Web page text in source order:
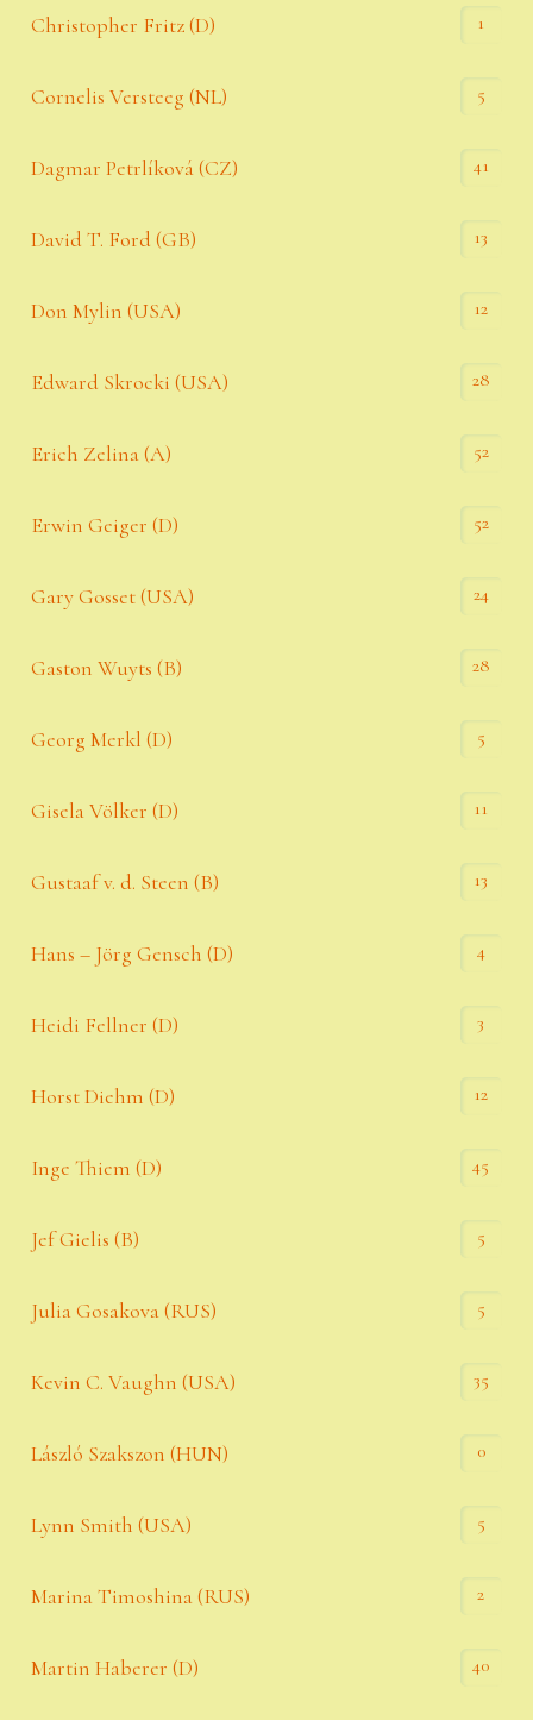
Christopher Fritz (D) 1
Cornelis Versteeg (NL) 5
Dagmar Petrlíková (CZ) 41
David T. Ford (GB) 13
Don Mylin (USA) 12
Edward Skrocki (USA) 28
Erich Zelina (A) 52
Erwin Geiger (D) 52
Gary Gosset (USA) 24
Gaston Wuyts (B) 28
Georg Merkl (D) 5
Gisela Völker (D) 11
Gustaaf v. d. Steen (B) 13
Hans – Jörg Gensch (D) 4
Heidi Fellner (D) 3
Horst Diehm (D) 12
Inge Thiem (D) 45
Jef Gielis (B) 5
Julia Gosakova (RUS) 5
Kevin C. Vaughn (USA) 35
László Szakszon (HUN) 0
Lynn Smith (USA) 5
Marina Timoshina (RUS) 2
Martin Haberer (D) 40